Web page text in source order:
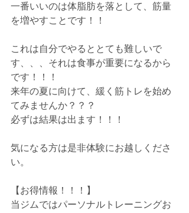
一番いいのは体脂肪を落として、筋量
を増やすことです！！
これは自分でやるととても難しいで
す、、、それは食事が重要になるから
です！！！
来年の夏に向けて、緩く筋トレを始め
てみませんか？？？
必ずは結果は出ます！！！
気になる方は是非体験にお越しくださ
い。
【お得情報！！！】
当ジムではパーソナルトレーニングお